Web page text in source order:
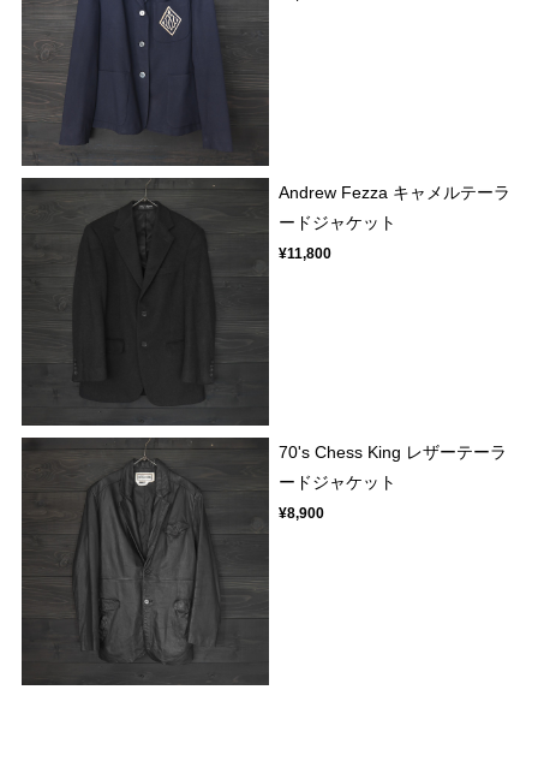
Andrew Fezza キャメルテーラ
ードジャケット
¥11,800
70's Chess King レザーテーラ
ードジャケット
¥8,900